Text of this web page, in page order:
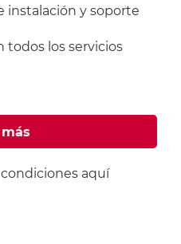
instalación y soporte
todos los servicios
aquí